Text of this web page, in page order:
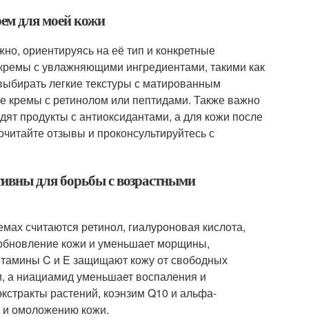
для моей кожи
ориентируясь на её тип и конкретные
с увлажняющими ингредиентами, такими как
легкие текстуры с матированным
кремы с ретинолом или пептидами. Также важно
продукты с антиоксидантами, а для кожи после
отзывы и проконсультируйтесь с
для борьбы с возрастными
считаются ретинол, гиалуроновая кислота,
кожи и уменьшает морщины,
C и E защищают кожу от свободных
а ниациамид уменьшает воспаления и
растений, коэнзим Q10 и альфа-
и омоложению кожи.